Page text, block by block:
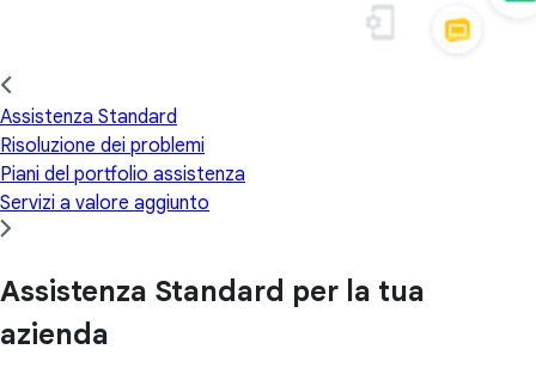
Assistenza Standard
Risoluzione dei problemi
Piani del portfolio assistenza
Servizi a valore aggiunto
Assistenza Standard per la tua
azienda